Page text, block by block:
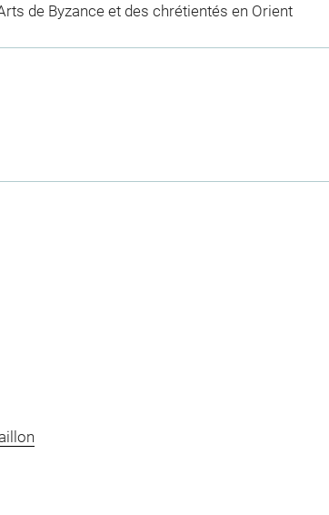
de Byzance et des chrétientés en Orient